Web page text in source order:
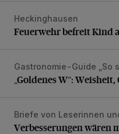
Feuerwehr befreit Kind
Heckinghausen
Feuerwehr befreit Kind
„Goldenes W“: Weisheit,
Gastronomie-Guide „So
„Goldenes W“:
Verbesserungen wären
Briefe von Leserinnen
Verbesserungen wären